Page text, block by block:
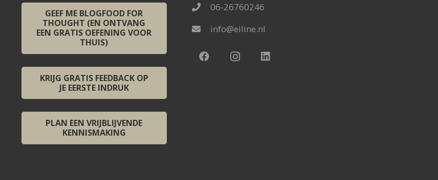
GEEF ME BLOGFOOD FOR
THOUGHT (EN ONTVANG
EEN GRATIS OEFENING VOOR
THUIS)
KRIJG GRATIS FEEDBACK OP
JE EERSTE INDRUK
PLAN EEN VRIJBLIJVENDE
KENNISMAKING
06-26760246
info@eiline.nl